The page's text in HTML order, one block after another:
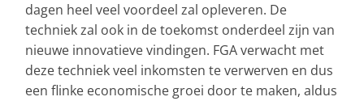
dagen heel veel voordeel zal opleveren. De
techniek zal ook in de toekomst onderdeel zijn van
nieuwe innovatieve vindingen. FGA verwacht met
deze techniek veel inkomsten te verwerven en dus
een flinke economische groei door te maken, aldus